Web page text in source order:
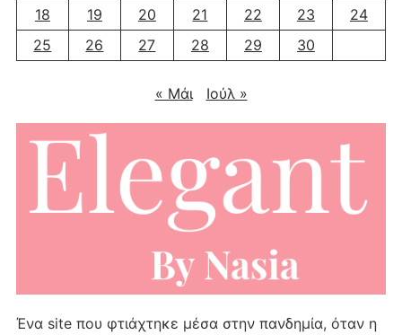
18
19 20 21 22 23
24
25
26 27 28 29 30
« Μάι Ιούλ »
Ένα site που φτιάχτηκε μέσα στην πανδημία, όταν η